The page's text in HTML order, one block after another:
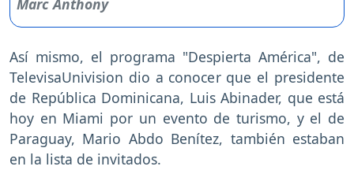
Así mismo, el programa "Despierta América", de
TelevisaUnivision dio a conocer que el presidente
de República Dominicana, Luis Abinader, que está
hoy en Miami por un evento de turismo, y el de
Paraguay, Mario Abdo Benítez, también estaban
en la lista de invitados.